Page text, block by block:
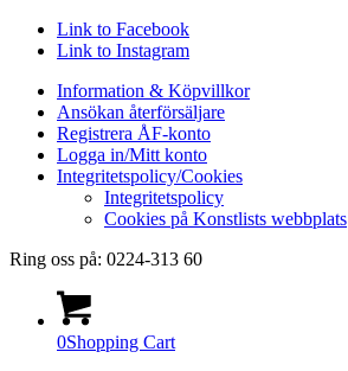
Link to Facebook
Link to Instagram
Information & Köpvillkor
Ansökan återförsäljare
Registrera ÅF-konto
Logga in/Mitt konto
Integritetspolicy/Cookies
Integritetspolicy
Cookies på Konstlists webbplats
Ring oss på: 0224-313 60
0Shopping Cart